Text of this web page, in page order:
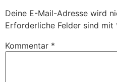
Deine E-Mail-Adresse wird
Erforderliche Felder sind mit
Kommentar *